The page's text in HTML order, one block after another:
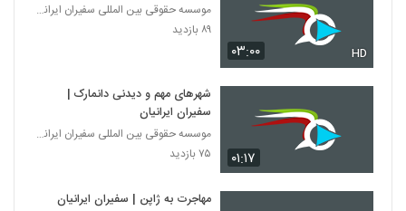
۰۳:۰۰ HD
موسسه حقوقی بین المللی سفیران ایرانیان
۸۹ بازدید
۰۱:۱۷
شهرهای مهم و دیدنی دانمارک |
سفیران ایرانیان
موسسه حقوقی بین المللی سفیران ایرانیان
۷۵ بازدید
مهاجرت به ژاپن | سفیران ایرانیان